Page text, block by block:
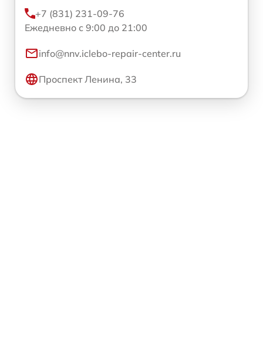
+7 (831) 231-09-76
Ежедневно с 9:00 до 21:00
info@nnv.iclebo-repair-center.ru
Проспект Ленина, 33